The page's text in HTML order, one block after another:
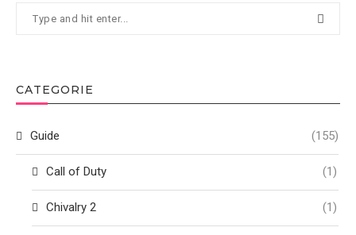
CATEGORIE
Guide (155)
Call of Duty (1)
Chivalry 2 (1)